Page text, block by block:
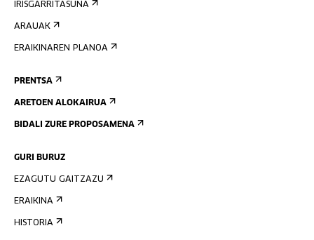
IRISGARRITASUNA
ARAUAK
ERAIKINAREN PLANOA
PRENTSA
ARETOEN ALOKAIRUA
BIDALI ZURE PROPOSAMENA
GURI BURUZ
EZAGUTU GAITZAZU
ERAIKINA
HISTORIA